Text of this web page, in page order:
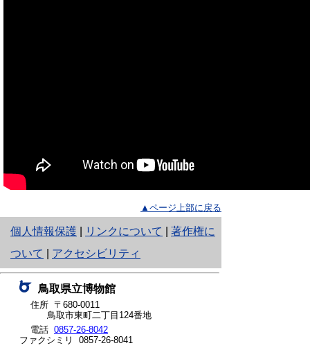
▲ページ上部に戻る
個人情報保護
と
り
ネ
ッ
ト
へ
リンクについて
著作権に
ついて
アクセシビリティ
鳥取県立博物館
住所 〒680-0011
鳥取市東町二丁目124番地
電話 0857-26-8042
ファクシミリ 0857-26-8041